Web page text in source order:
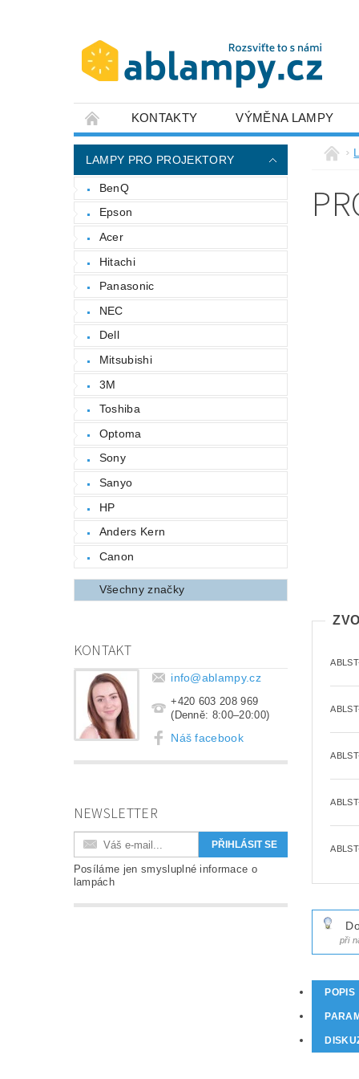
KONTAKTY VÝMĚNA LAMPY
LAMPY PRO PROJEKTORY
BenQ
Epson
Acer
Hitachi
Panasonic
NEC
Dell
Mitsubishi
3M
Toshiba
Optoma
Sony
Sanyo
HP
Anders Kern
Canon
Všechny značky
KONTAKT
info@ablampy.cz
+420 603 208 969
(Denně: 8:00–20:00)
Náš facebook
NEWSLETTER
Posíláme jen smysluplné informace o
lampách
při
POPIS